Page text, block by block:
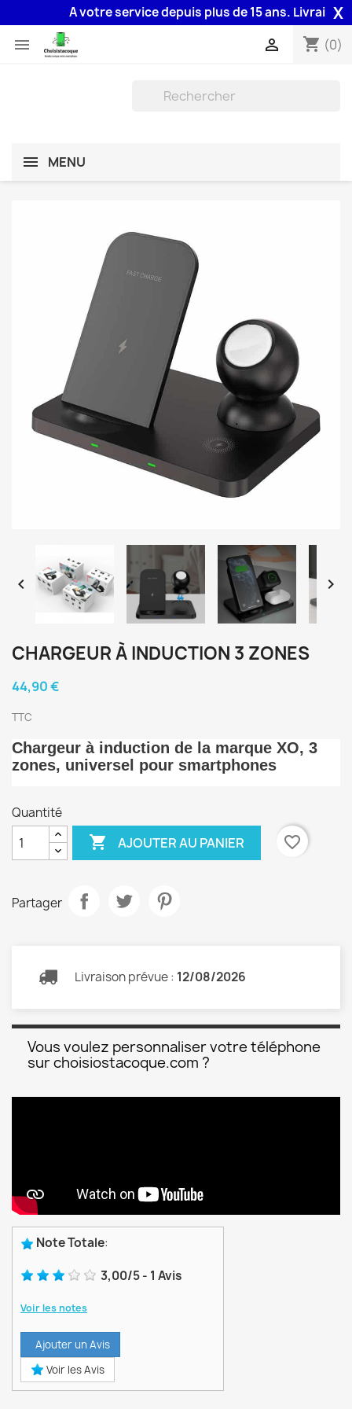
A votre service depuis plus de 15 ans. LivraisonX
 shopping_cart (0)

MENU
 
CHARGEUR À INDUCTION 3 ZONES
44,90 €
TTC
Chargeur à induction de la marque XO, 3
zones, universel pour smartphones
Quantité
 AJOUTER AU PANIER favorite_border
Partager
Livraison prévue : 12/08/2026
Vous voulez personnaliser votre téléphone
sur choisiostacoque.com ?
Note Totale:
3,00/5- 1 Avis
Voir les notes
Ajouter un Avis
Voir les Avis